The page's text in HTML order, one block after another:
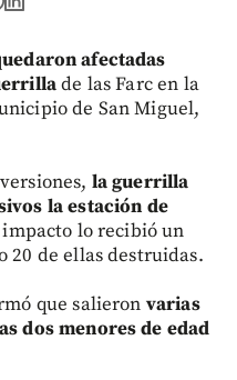
afectadas
de las Farc en la
de San Miguel,
la guerrilla
la estación de
lo recibió un
20 de ellas destruidas.
que salieron varias
dos menores de edad